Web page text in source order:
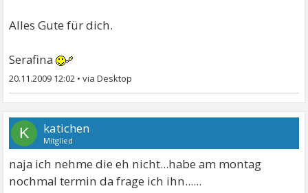
Alles Gute für dich.
Serafina
20.11.2009 12:02 •
K katichen
Mitglied
naja ich nehme die eh nicht...habe am montag
nochmal termin da frage ich ihn......